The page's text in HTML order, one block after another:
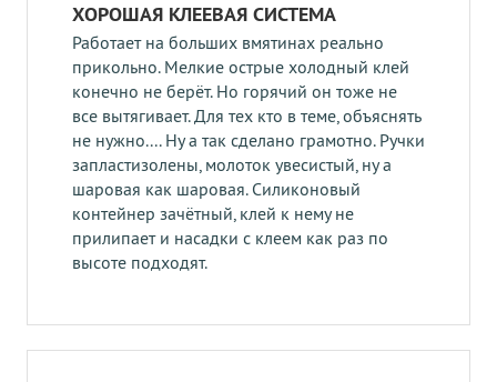
ХОРОШАЯ КЛЕЕВАЯ СИСТЕМА
Работает на больших вмятинах реально
прикольно. Мелкие острые холодный клей
конечно не берёт. Но горячий он тоже не
все вытягивает. Для тех кто в теме, объяснять
не нужно.... Ну а так сделано грамотно. Ручки
запластизолены, молоток увесистый, ну а
шаровая как шаровая. Силиконовый
контейнер зачётный, клей к нему не
прилипает и насадки с клеем как раз по
высоте подходят.